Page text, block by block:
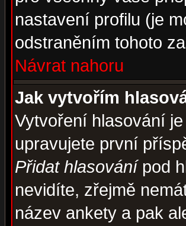
nastavení profilu (je
odstraněním tohoto
Návrat nahoru
Jak vytvořím
Vytvoření hlasování
upravujete první
Přidat hlasovánípod
nevidíte, zřejmě
název ankety a pak